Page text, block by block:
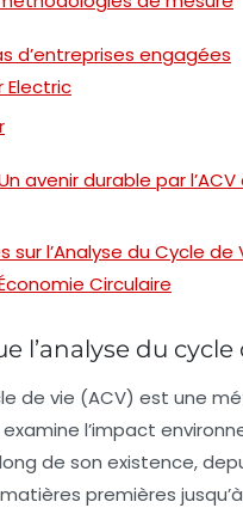
d’entreprises engagées
Electric
avenir durable par
sur l’Analyse du Cycle de
Circulaire
l’analyse du cycle
de vie (ACV) est une
l’impact
de son existence,
premières